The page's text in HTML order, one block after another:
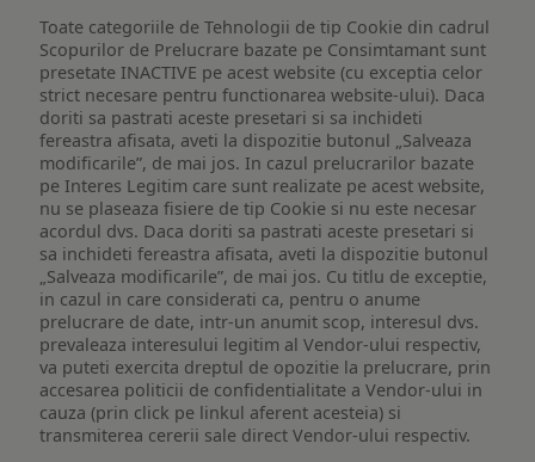
Toate categoriile de Tehnologii de tip Cookie din cadrul
Scopurilor de Prelucrare bazate pe Consimtamant sunt
presetate INACTIVE pe acest website (cu exceptia celor
strict necesare pentru functionarea website-ului). Daca
doriti sa pastrati aceste presetari si sa inchideti
fereastra afisata, aveti la dispozitie butonul „Salveaza
modificarile”, de mai jos. In cazul prelucrarilor bazate
pe Interes Legitim care sunt realizate pe acest website,
nu se plaseaza fisiere de tip Cookie si nu este necesar
acordul dvs. Daca doriti sa pastrati aceste presetari si
sa inchideti fereastra afisata, aveti la dispozitie butonul
„Salveaza modificarile”, de mai jos. Cu titlu de exceptie,
in cazul in care considerati ca, pentru o anume
prelucrare de date, intr-un anumit scop, interesul dvs.
prevaleaza interesului legitim al Vendor-ului respectiv,
va puteti exercita dreptul de opozitie la prelucrare, prin
accesarea politicii de confidentialitate a Vendor-ului in
cauza (prin click pe linkul aferent acesteia) si
transmiterea cererii sale direct Vendor-ului respectiv.